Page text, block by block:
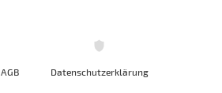
Datenschutzerklärung